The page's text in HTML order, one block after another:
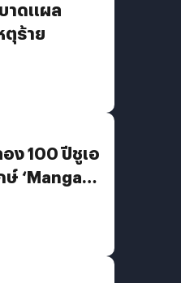
าดแผล
ตุร้าย
ง 100 ปีชูเอ
‘Manga